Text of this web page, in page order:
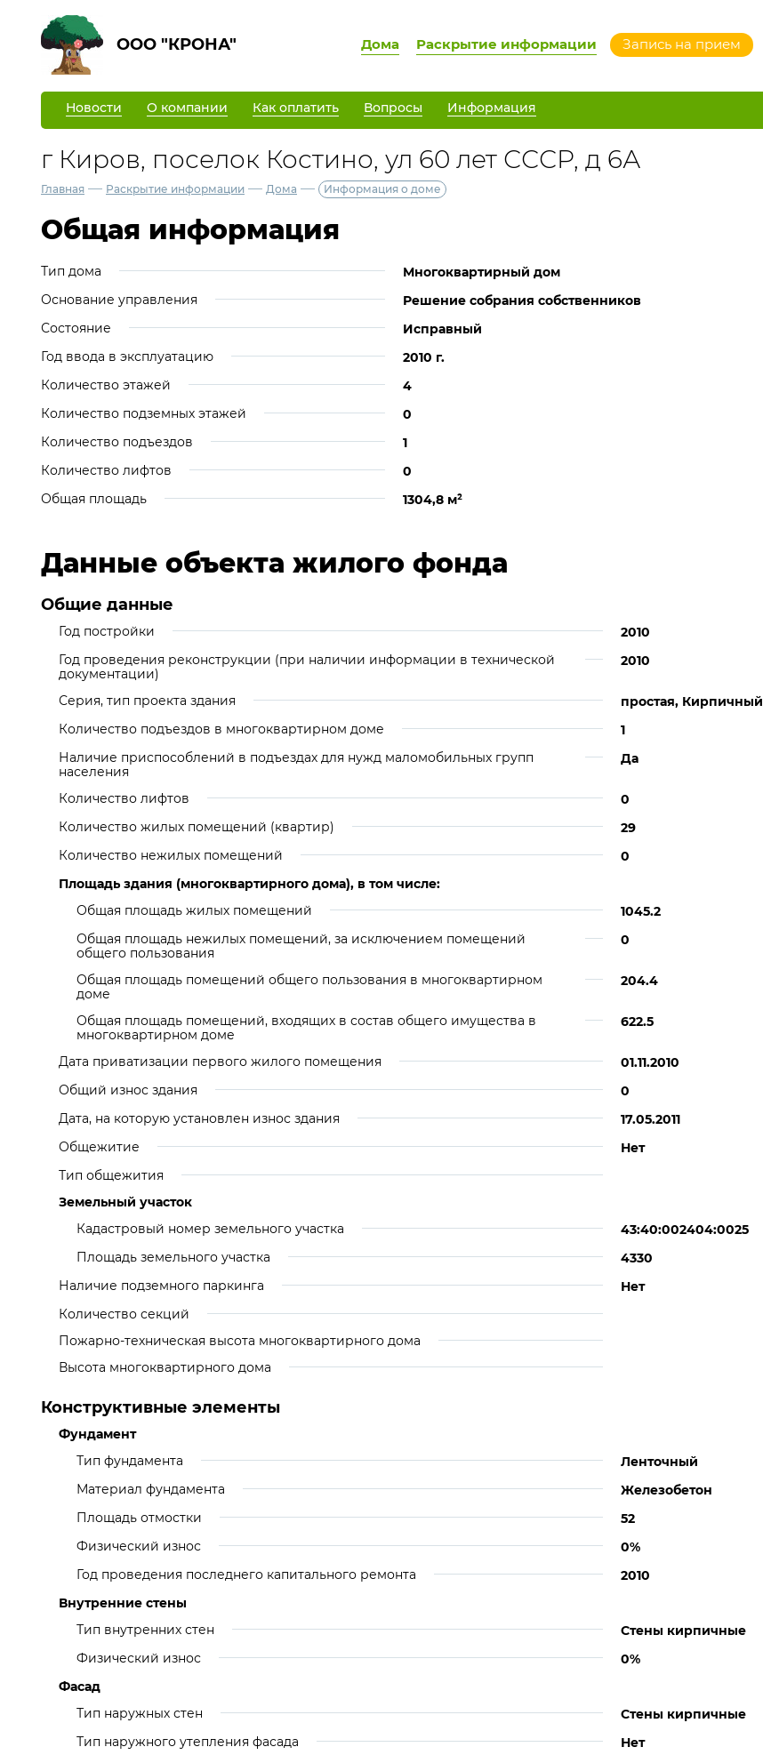
ООО "КРОНА" Дома Раскрытие информации Запись на прием
Новости О компании Как оплатить Вопросы Информация
г Киров, поселок Костино, ул 60 лет СССР, д 6А
Главная — Раскрытие информации — Дома — Информация о доме
Общая информация
Тип дома
Многоквартирный дом
Основание управления
Решение собрания собственников
Состояние
Исправный
Год ввода в эксплуатацию
2010 г.
Количество этажей
4
Количество подземных этажей
0
Количество подъездов
1
Количество лифтов
0
Общая площадь
1304,8 м²
Данные объекта жилого фонда
Общие данные
Год постройки
2010
Год проведения реконструкции (при наличии информации в технической
документации)
2010
Серия, тип проекта здания
простая, Кирпичный
Количество подъездов в многоквартирном доме
1
Наличие приспособлений в подъездах для нужд маломобильных групп
населения
Да
Количество лифтов
0
Количество жилых помещений (квартир)
29
Количество нежилых помещений
0
Площадь здания (многоквартирного дома), в том числе:
Общая площадь жилых помещений
1045.2
Общая площадь нежилых помещений, за исключением помещений
общего пользования
0
Общая площадь помещений общего пользования в многоквартирном
доме
204.4
Общая площадь помещений, входящих в состав общего имущества в
многоквартирном доме
622.5
Дата приватизации первого жилого помещения
01.11.2010
Общий износ здания
0
Дата, на которую установлен износ здания
17.05.2011
Общежитие
Нет
Тип общежития
Земельный участок
Кадастровый номер земельного участка
43:40:002404:0025
Площадь земельного участка
4330
Наличие подземного паркинга
Нет
Количество секций
Пожарно-техническая высота многоквартирного дома
Высота многоквартирного дома
Конструктивные элементы
Фундамент
Тип фундамента
Ленточный
Материал фундамента
Железобетон
Площадь отмостки
52
Физический износ
0%
Год проведения последнего капитального ремонта
2010
Внутренние стены
Тип внутренних стен
Стены кирпичные
Физический износ
0%
Фасад
Тип наружных стен
Стены кирпичные
Тип наружного утепления фасада
Нет